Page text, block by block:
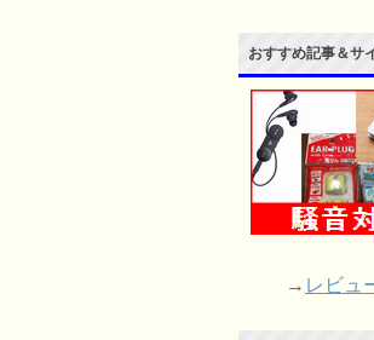
おすすめ記事＆サ
→ レビュ